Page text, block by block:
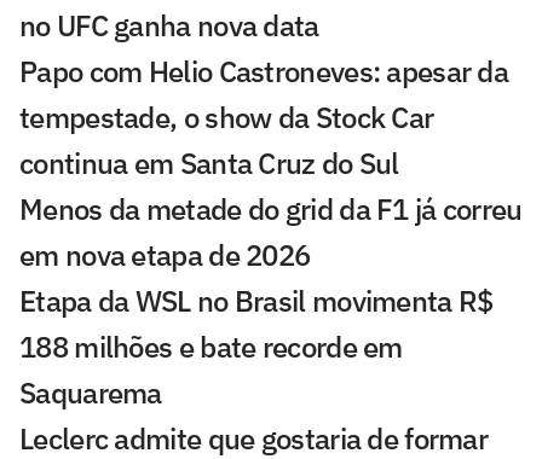
no UFC ganha nova data
Papo com Helio Castroneves: apesar da
tempestade, o show da Stock Car
continua em Santa Cruz do Sul
Menos da metade do grid da F1 já correu
em nova etapa de 2026
Etapa da WSL no Brasil movimenta R$
188 milhões e bate recorde em
Saquarema
Leclerc admite que gostaria de formar